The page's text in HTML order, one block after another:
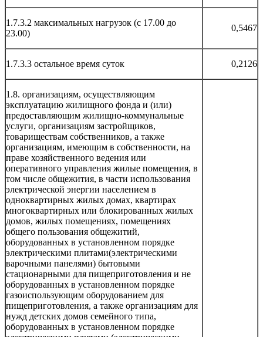
1.7.3.2 максимальных нагрузок (с 17.00 до
23.00)
0,5467
1.7.3.3 остальное время суток 0,2126
1.8. организациям, осуществляющим
эксплуатацию жилищного фонда и (или)
предоставляющим жилищно-коммунальные
услуги, организациям застройщиков,
товариществам собственников, а также
организациям, имеющим в собственности, на
праве хозяйственного ведения или
оперативного управления жилые помещения, в
том числе общежития, в части использования
электрической энергии населением в
одноквартирных жилых домах, квартирах
многоквартирных или блокированных жилых
домов, жилых помещениях, помещениях
общего пользования общежитий,
оборудованных в установленном порядке
электрическими плитами(электрическими
варочными панелями) бытовыми
стационарными для пищеприготовления и не
оборудованных в установленном порядке
газоиспользующим оборудованием для
пищеприготовления, а также организациям для
нужд детских домов семейного типа,
оборудованных в установленном порядке